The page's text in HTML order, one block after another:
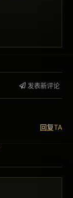
发表新评论
回复TA